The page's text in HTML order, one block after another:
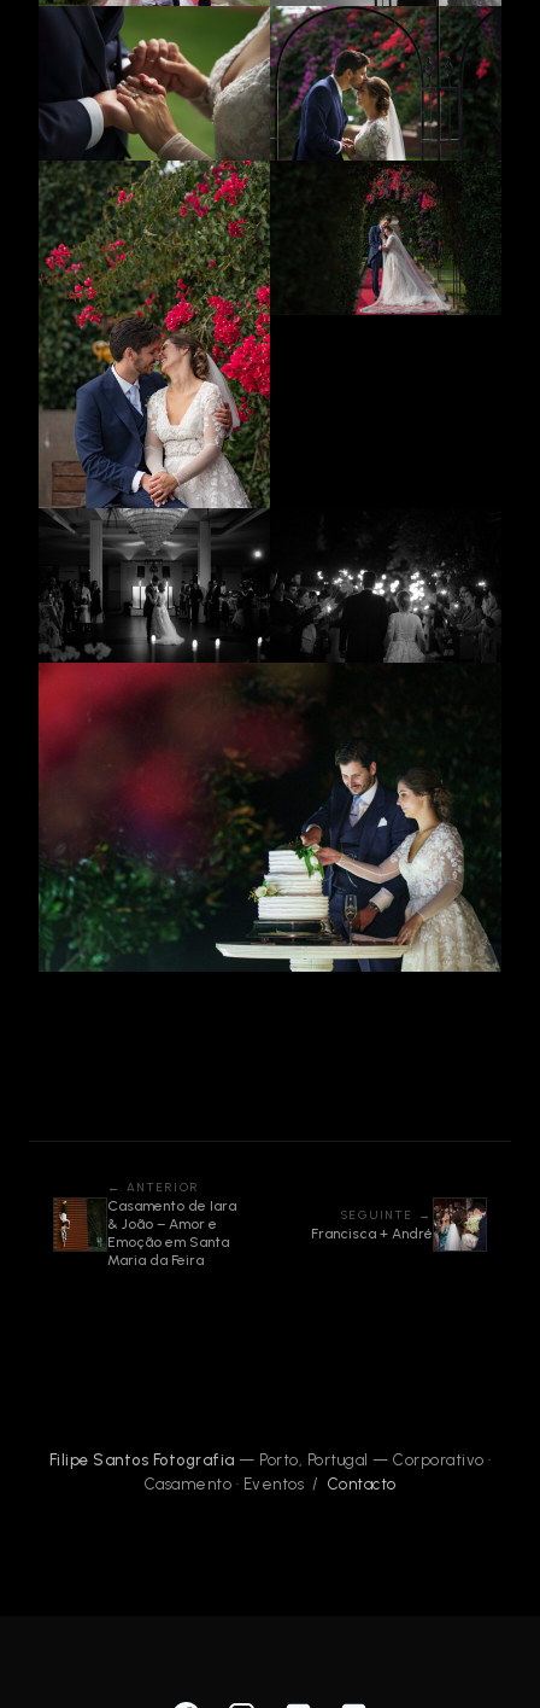
← ANTERIOR
Casamento de Iara
& João – Amor e
Emoção em Santa
Maria da Feira
SEGUINTE →
Francisca + André
Filipe Santos Fotografia — Porto, Portugal — Corporativo ·
Casamento · Eventos / Contacto